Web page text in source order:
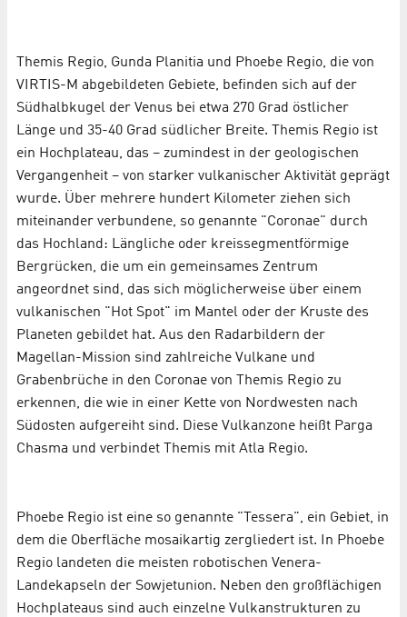
Themis Regio, Gunda Planitia und Phoebe Regio, die von
VIRTIS-M abgebildeten Gebiete, befinden sich auf der
Südhalbkugel der Venus bei etwa 270 Grad östlicher
Länge und 35-40 Grad südlicher Breite. Themis Regio ist
ein Hochplateau, das – zumindest in der geologischen
Vergangenheit – von starker vulkanischer Aktivität geprägt
wurde. Über mehrere hundert Kilometer ziehen sich
miteinander verbundene, so genannte "Coronae" durch
das Hochland: Längliche oder kreissegmentförmige
Bergrücken, die um ein gemeinsames Zentrum
angeordnet sind, das sich möglicherweise über einem
vulkanischen "Hot Spot" im Mantel oder der Kruste des
Planeten gebildet hat. Aus den Radarbildern der
Magellan-Mission sind zahlreiche Vulkane und
Grabenbrüche in den Coronae von Themis Regio zu
erkennen, die wie in einer Kette von Nordwesten nach
Südosten aufgereiht sind. Diese Vulkanzone heißt Parga
Chasma und verbindet Themis mit Atla Regio.
Phoebe Regio ist eine so genannte "Tessera", ein Gebiet, in
dem die Oberfläche mosaikartig zergliedert ist. In Phoebe
Regio landeten die meisten robotischen Venera-
Landekapseln der Sowjetunion. Neben den großflächigen
Hochplateaus sind auch einzelne Vulkanstrukturen zu